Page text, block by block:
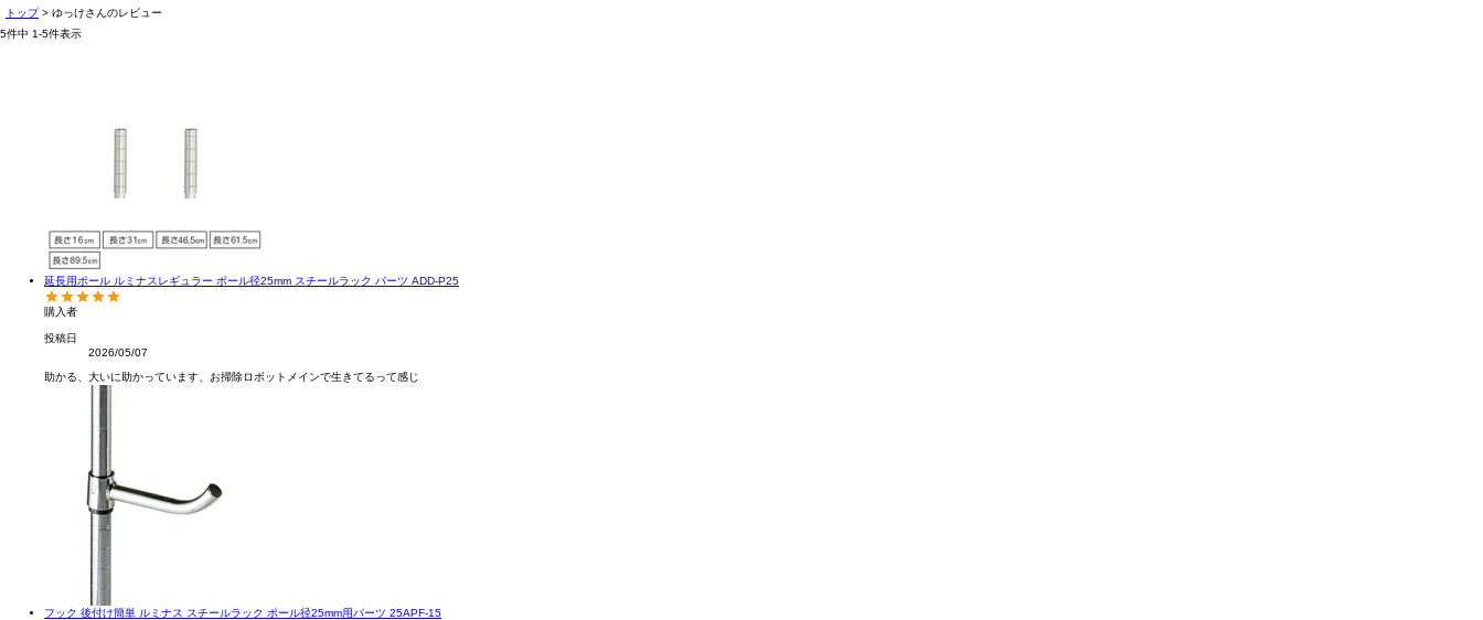
トップ
ゆっけさんのレビュー
5件中 1-5件表示
延長用ポール ルミナスレギュラー ポール径25mm スチールラック パーツ ADD-P25
購入者
投稿日
2026/05/07
助かる、大いに助かっています、お掃除ロボットメインで生きてるって感じ
フック 後付け簡単 ルミナス スチールラック ポール径25mm用パーツ 25APF-15